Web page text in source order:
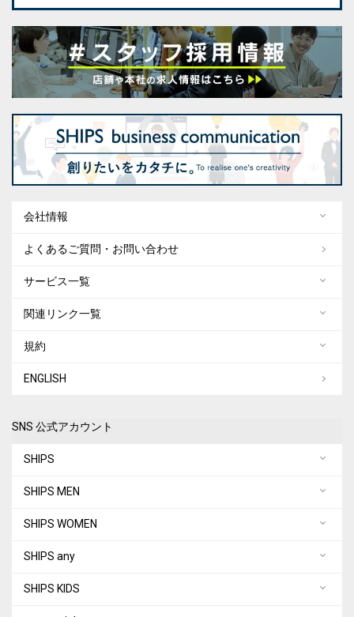
会社情報
よくあるご質問・お問い合わせ
サービス一覧
関連リンク一覧
規約
ENGLISH
SNS 公式アカウント
SHIPS
SHIPS MEN
SHIPS WOMEN
SHIPS any
SHIPS KIDS